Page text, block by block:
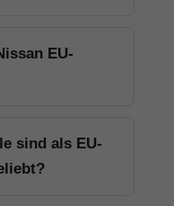
EU-
sind als EU-